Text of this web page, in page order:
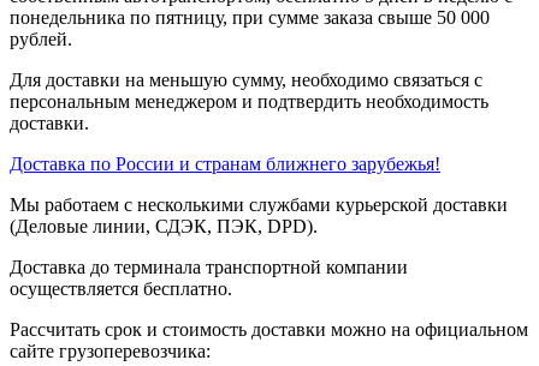
понедельника по пятницу, при сумме заказа свыше 50 000
рублей.
Для доставки на меньшую сумму, необходимо связаться с
персональным менеджером и подтвердить необходимость
доставки.
Доставка по России и странам ближнего зарубежья!
Мы работаем с несколькими службами курьерской доставки
(Деловые линии, СДЭК, ПЭК, DPD).
Доставка до терминала транспортной компании
осуществляется бесплатно.
Рассчитать срок и стоимость доставки можно на официальном
сайте грузоперевозчика: